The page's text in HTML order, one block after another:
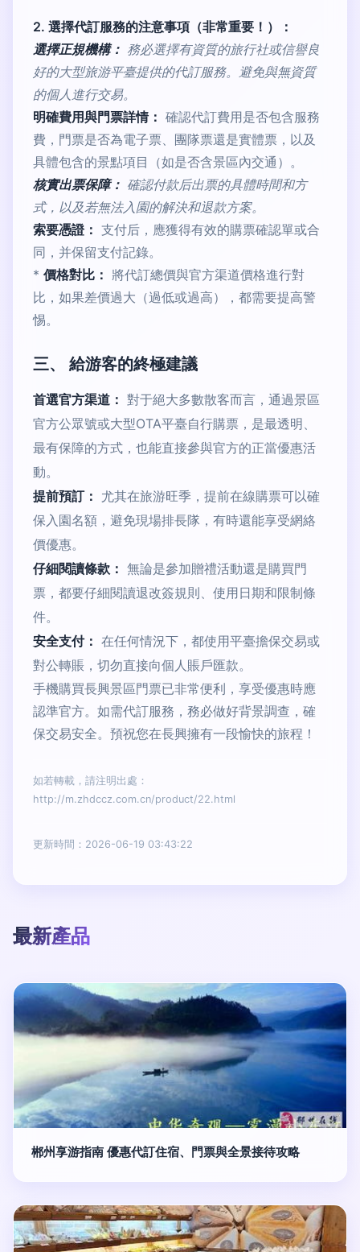
2. 選擇代訂服務的注意事項（非常重要！）：
選擇正規機構： 務必選擇有資質的旅行社或信譽良
好的大型旅游平臺提供的代訂服務。避免與無資質
的個人進行交易。
明確費用與門票詳情： 確認代訂費用是否包含服務
費，門票是否為電子票、團隊票還是實體票，以及
具體包含的景點項目（如是否含景區內交通）。
核實出票保障： 確認付款后出票的具體時間和方
式，以及若無法入園的解決和退款方案。
索要憑證： 支付后，應獲得有效的購票確認單或合
同，并保留支付記錄。
* 價格對比： 將代訂總價與官方渠道價格進行對
比，如果差價過大（過低或過高），都需要提高警
惕。
三、 給游客的終極建議
首選官方渠道： 對于絕大多數散客而言，通過景區
官方公眾號或大型OTA平臺自行購票，是最透明、
最有保障的方式，也能直接參與官方的正當優惠活
動。
提前預訂： 尤其在旅游旺季，提前在線購票可以確
保入園名額，避免現場排長隊，有時還能享受網絡
價優惠。
仔細閱讀條款： 無論是參加贈禮活動還是購買門
票，都要仔細閱讀退改簽規則、使用日期和限制條
件。
安全支付： 在任何情況下，都使用平臺擔保交易或
對公轉賬，切勿直接向個人賬戶匯款。
手機購買長興景區門票已非常便利，享受優惠時應
認準官方。如需代訂服務，務必做好背景調查，確
保交易安全。預祝您在長興擁有一段愉快的旅程！
如若轉載，請注明出處：
http://m.zhdccz.com.cn/product/22.html
更新時間：2026-06-19 03:43:22
最新產品
郴州享游指南 優惠代訂住宿、門票與全景接待攻略